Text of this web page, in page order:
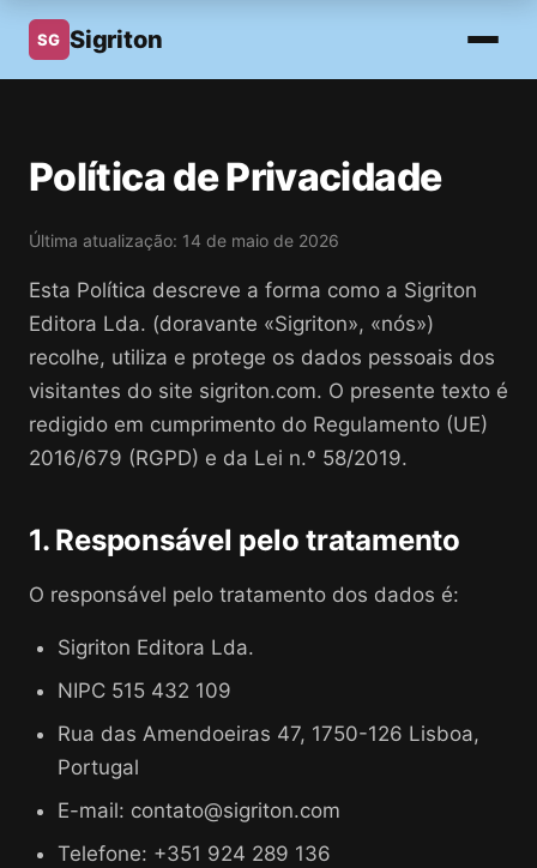
SG Sigriton
Política de Privacidade
Última atualização: 14 de maio de 2026
Esta Política descreve a forma como a Sigriton
Editora Lda. (doravante «Sigriton», «nós»)
recolhe, utiliza e protege os dados pessoais dos
visitantes do site sigriton.com. O presente texto é
redigido em cumprimento do Regulamento (UE)
2016/679 (RGPD) e da Lei n.º 58/2019.
1. Responsável pelo tratamento
O responsável pelo tratamento dos dados é:
Sigriton Editora Lda.
NIPC 515 432 109
Rua das Amendoeiras 47, 1750-126 Lisboa,
Portugal
E-mail: contato@sigriton.com
Telefone: +351 924 289 136